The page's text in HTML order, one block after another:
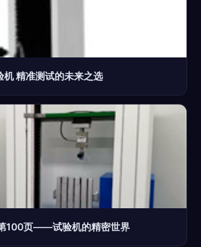
机 精准测试的未来之选
100页——试验机的精密世界